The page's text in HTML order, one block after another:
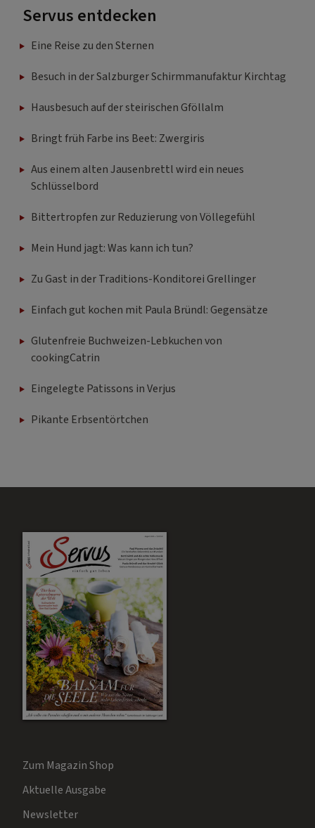
Servus entdecken
Eine Reise zu den Sternen
Besuch in der Salzburger Schirmmanufaktur Kirchtag
Hausbesuch auf der steirischen Gföllalm
Bringt früh Farbe ins Beet: Zwergiris
Aus einem alten Jausenbrettl wird ein neues
Schlüsselbord
Bittertropfen zur Reduzierung von Völlegefühl
Mein Hund jagt: Was kann ich tun?
Zu Gast in der Traditions-Konditorei Grellinger
Einfach gut kochen mit Paula Bründl: Gegensätze
Glutenfreie Buchweizen-Lebkuchen von
cookingCatrin
Eingelegte Patissons in Verjus
Pikante Erbsentörtchen
Zum Magazin Shop
Aktuelle Ausgabe
Newsletter